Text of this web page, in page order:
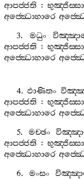
ආපජ‍්ජති :
අජ‍්ඣොහාරෙ
3. මධුං
ආපජ‍්ජති :
අජ‍්ඣොහාරෙ
4.ඵාණිතං
ආපජ‍්ජති :
අජ‍්ඣොහාරෙ
5. මච‍්ඡං
ආපජ‍්ජති :
අජ‍්ඣොහාරෙ
6. මංසං